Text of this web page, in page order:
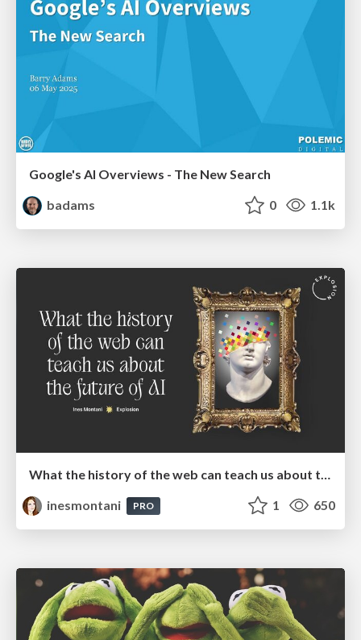
Google's AI Overviews - The New Search
badams
0 1.1k
What the history of the web can teach us about the future of AI
inesmontani
PRO 1 650